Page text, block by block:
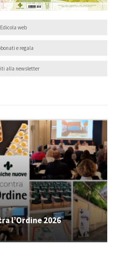
Edicola web
e regala
alla newsletter
l’Ordine 2026